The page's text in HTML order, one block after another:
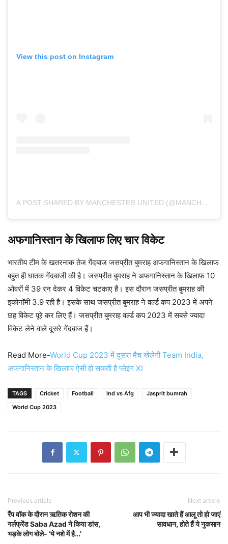
View this post on Instagram
A POST SHARED BY MANCHESTER UNITED (@MANCHESTERUNITED)
अफगानिस्तान के खिलाफ लिए चार विकेट
भारतीय टीम के खतरनाक तेज गेंदबाज जसप्रीत बुमराह अफगानिस्तान के खिलाफ
बहुत ही घातक गेंदबाजी की है। जसप्रीत बुमराह ने अफगानिस्तान के खिलाफ 10
ओवरों में 39 रन देकर 4 विकेट चटकाए हैं। इस दौरान जसप्रीत बुमराह की
इकोनॉमी 3.9 रही है। इसके साथ जसप्रीत बुमराह ने वर्ल्ड कप 2023 में अपने
छह विकेट पूरे कर लिए हैं। जसप्रीत बुमराह वर्ल्ड कप 2023 में सबसे ज्यादा
विकेट लेने वाले दूसरे गेंदबाज हैं।
Read More-World Cup 2023 में दूसरा मैच खेलेगी Team India,
अफगानिस्तान के खिलाफ ऐसी हो सकती है प्लेइंग XI
TAGS Cricket Football Ind vs Afg
Jasprit bumrah
World Cup 2023
Previous article
रैंप वॉक के दौरान ऋतिक रोशन की
गर्लफ्रेंड Saba Azad ने किया डांस,
भड़के लोग बोले- ‘ये नशे में है…’
Next article
आप भी ज्यादा खाते हैं आलू तो हो जाएं
सावधान, होते हैं ये नुकसान